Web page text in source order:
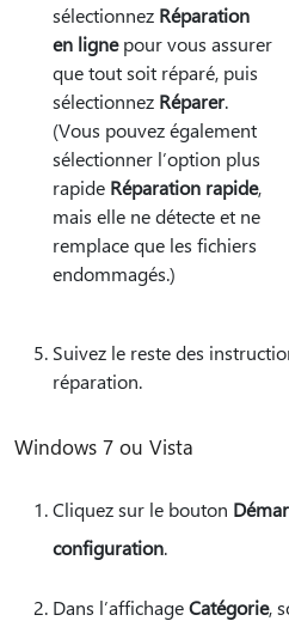
sélectionnez Réparation
en lignepour vous assurer
que tout soit réparé, puis
sélectionnez Réparer.
(Vous pouvez également
sélectionner l’option plus
rapide Réparation rapide,
mais elle ne détecte et ne
remplace que les fichiers
endommagés.)
Suivez le reste des
réparation.
Windows 7 ou Vista
Cliquez sur le bouton
configuration.
Dans l’affichageCatégorie,